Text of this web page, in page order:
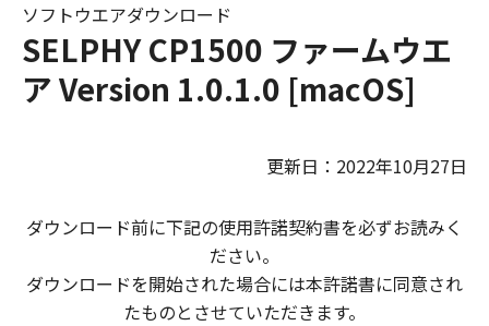
SELPHY CP1500 ファームウエ
ア Version 1.0.1.0 [macOS]
ソフトウエアダウンロード
更新日：2022年10月27日
ダウンロード前に下記の使用許諾契約書を必ずお読みく
ださい。
ダウンロードを開始された場合には本許諾書に同意され
たものとさせていただきます。